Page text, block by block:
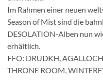
Im Rahmen einer neuen
Season of Mist sind die
DESOLATION-Alben nun
erhältlich.
FFO: DRUDKH,
THRONE ROOM,